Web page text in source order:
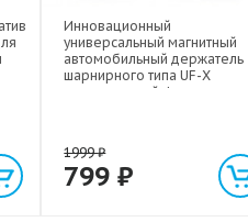
Инновационный
универсальный магнитный
автомобильный держатель
шарнирного типа UF-X
экстрасильной фиксации для
1999₽
799₽